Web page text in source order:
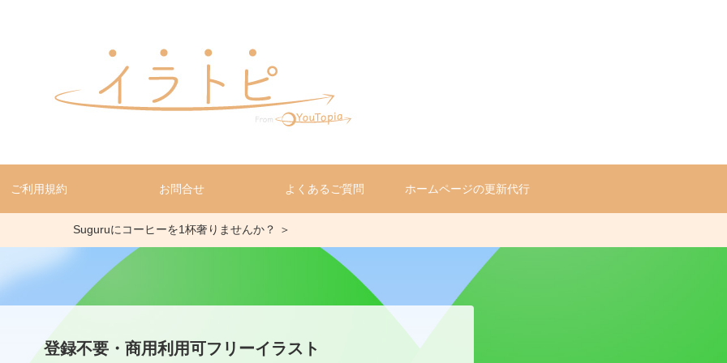
ご利用規約 お問合せ よくあるご質問 ホームページの更新代行
Suguruにコーヒーを1杯奢りませんか？ ＞
登録不要・商用利用可フリーイラスト